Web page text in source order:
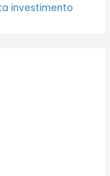
investimento